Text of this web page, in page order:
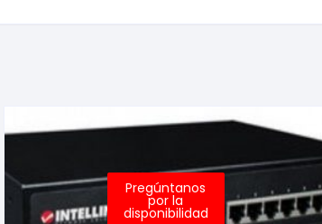
Pregúntanos
por la
disponibilidad